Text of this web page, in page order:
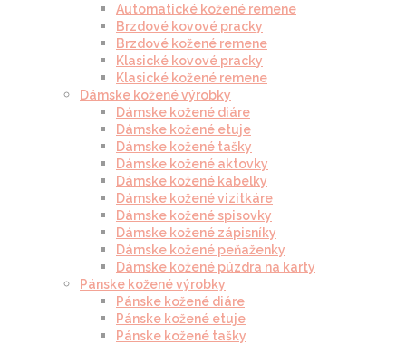
Automatické kožené remene
Brzdové kovové pracky
Brzdové kožené remene
Klasické kovové pracky
Klasické kožené remene
Dámske kožené výrobky
Dámske kožené diáre
Dámske kožené etuje
Dámske kožené tašky
Dámske kožené aktovky
Dámske kožené kabelky
Dámske kožené vizitkáre
Dámske kožené spisovky
Dámske kožené zápisníky
Dámske kožené peňaženky
Dámske kožené púzdra na karty
Pánske kožené výrobky
Pánske kožené diáre
Pánske kožené etuje
Pánske kožené tašky